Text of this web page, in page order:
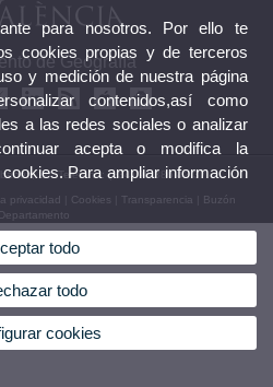
de Geografía
28. Teléfono: (+34) 96 386 42 37
privacidad Cookies Transparencia
Buzón
Departamento
para nosotros. Por ello te
cookies propias y de terceros
y medición de nuestra página
contenidos,así como
a las redes sociales o analizar
acepta o modifica la
Para ampliar información
todo
todo
cookies